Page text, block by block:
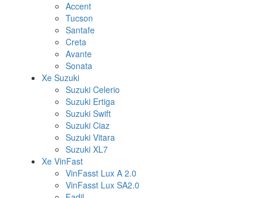
Accent
Tucson
Santafe
Creta
Avante
Sonata
Xe Suzuki
Suzuki Celerio
Suzuki Ertiga
Suzuki Swift
Suzuki Ciaz
Suzuki Vitara
Suzuki XL7
Xe VinFast
VinFasst Lux A 2.0
VinFasst Lux SA2.0